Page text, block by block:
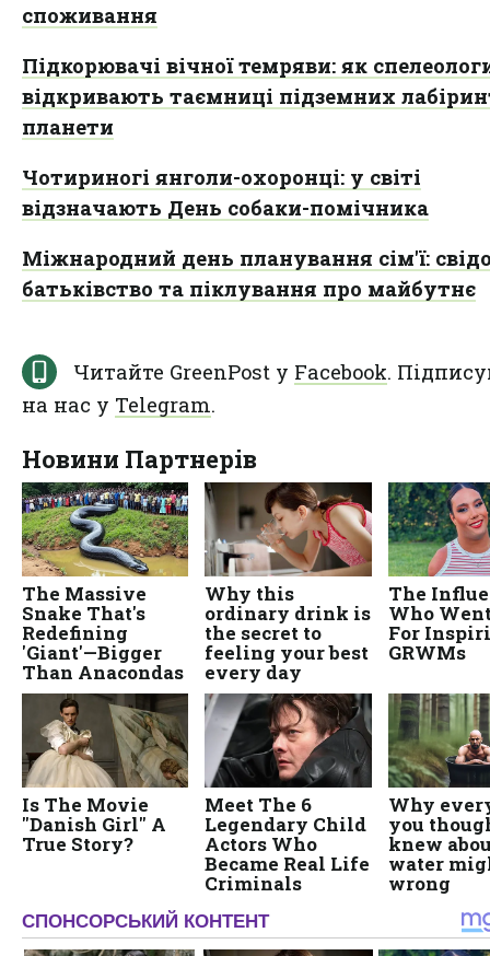
споживання
Підкорювачі вічної темряви: як
відкривають таємниці підземних
планети
Чотириногі янголи-охоронці: у світі
відзначають День собаки-помічника
Міжнародний день планування сім'ї:
батьківство та піклування про майбутнє
Читайте GreenPost у Facebook.
на нас у Telegram.